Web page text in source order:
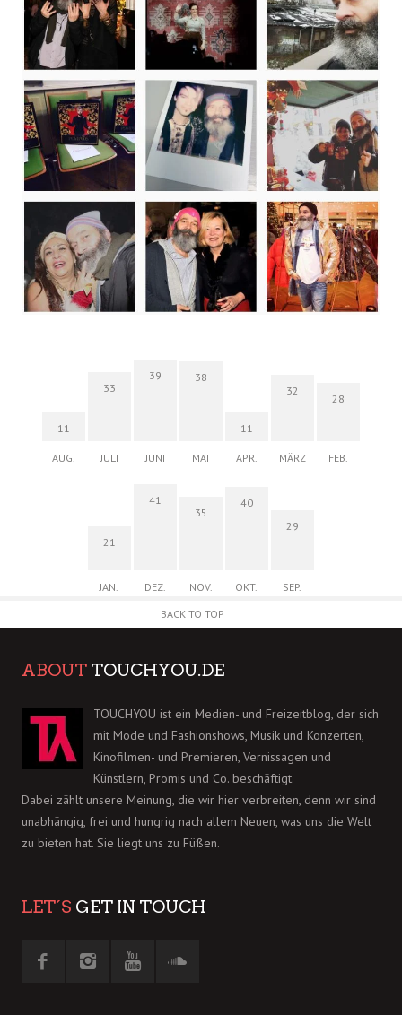
11
AUG.
33
JULI
39
JUNI
38
MAI
11
APR.
32
MÄRZ
28
FEB.
21
JAN.
41
DEZ.
35
NOV.
40
OKT.
29
SEP.
BACK TO TOP
ABOUT TOUCHYOU.DE
TOUCHYOU ist ein Medien- und Freizeitblog, der sich
mit Mode und Fashionshows, Musik und Konzerten,
Kinofilmen- und Premieren, Vernissagen und
Künstlern, Promis und Co. beschäftigt.
Dabei zählt unsere Meinung, die wir hier verbreiten, denn wir sind
unabhängig, frei und hungrig nach allem Neuen, was uns die Welt
zu bieten hat. Sie liegt uns zu Füßen.
LET´S GET IN TOUCH